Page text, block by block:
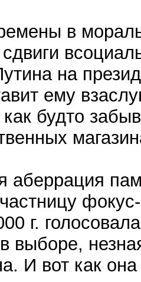
в
на
ему
будто
аберрация
г.
выборе,
И вот как